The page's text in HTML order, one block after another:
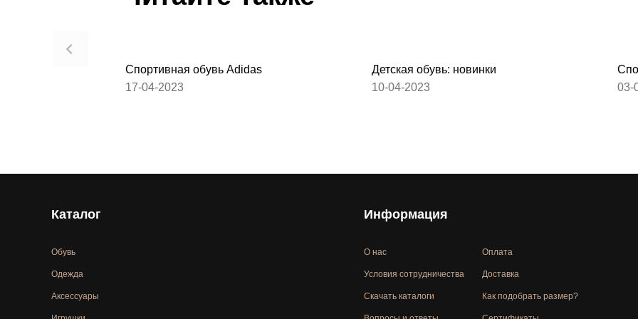
Спортивная обувь Adidas
17-04-2023
Детская обувь: новинки
10-04-2023
03-
Каталог
Обувь
Одежда
Аксессуары
Информация
О нас
Условия сотрудничества
Скачать каталоги
Оплата
Доставка
Как подобрать размер?